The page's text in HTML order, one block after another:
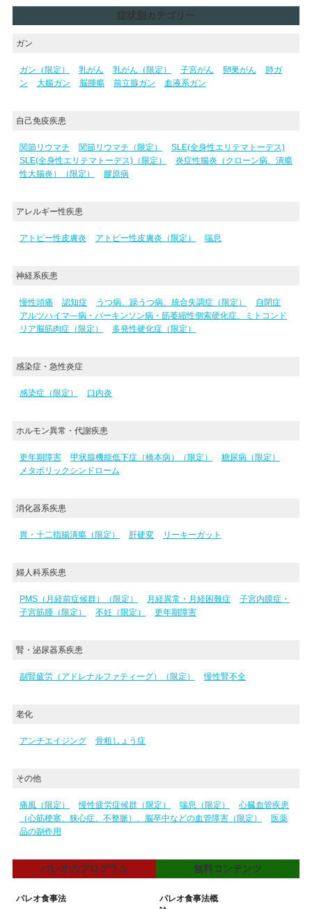
症状別カテゴリー
ガン
ガン（限定） 乳がん 乳がん（限定） 子宮がん 卵巣がん
肺ガ
ン
大腸ガン 脳腫瘍 前立腺ガン 血液系ガン
自己免疫疾患
関節リウマチ 関節リウマチ（限定）
SLE(全身性エリテマトーデス)
SLE(全身性エリテマトーデス)（限定）
炎症性腸炎（クローン病、潰瘍
性大腸炎）（限定）
膠原病
アレルギー性疾患
アトピー性皮膚炎 アトピー性皮膚炎（限定） 喘息
神経系疾患
慢性頭痛 認知症 うつ病、躁うつ病、統合失調症（限定）
自閉症
アルツハイマ―病・パーキンソン病・筋萎縮性側索硬化症、ミトコンド
リア脳筋肉症（限定）
多発性硬化症（限定）
感染症・急性炎症
感染症（限定） 口内炎
ホルモン異常・代謝疾患
更年期障害 甲状腺機能低下症（橋本病）（限定）
糖尿病（限定）
メタボリックシンドローム
消化器系疾患
胃・十二指腸潰瘍（限定） 肝硬変 リーキーガット
婦人科系疾患
PMS（月経前症候群）（限定） 月経異常・月経困難症
子宮内膜症・
子宮筋腫（限定）
不妊（限定） 更年期障害
腎・泌尿器系疾患
副腎疲労（アドレナルファティーグ）（限定） 慢性腎不全
老化
アンチエイジング 骨粗しょう症
その他
痛風（限定） 慢性疲労症候群（限定） 喘息（限定）
心臓血管疾患
（心筋梗塞、狭心症、不整脈）、脳卒中などの血管障害（限定）
医薬
品の副作用
パレオのプログラム
パレオ食事法
無料コンテンツ
パレオ食事法概